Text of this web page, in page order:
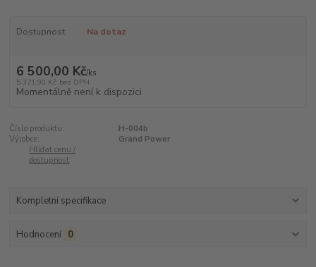
Dostupnost Na dotaz
6 500,00 Kč/ks
5 371,90 Kč bez DPH
Momentálně není k dispozici
Číslo produktu:
H-004b
Výrobce:
Grand Power
Hlídat cenu /
dostupnost
Kompletní specifikace
Hodnocení 0